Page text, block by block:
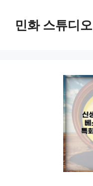
민화 스튜디오